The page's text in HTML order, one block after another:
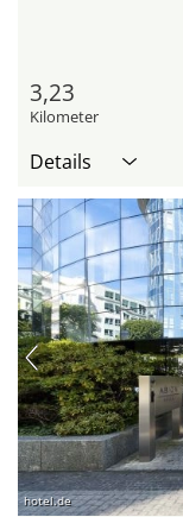
3,23
Kilometer
Details
hotel.de